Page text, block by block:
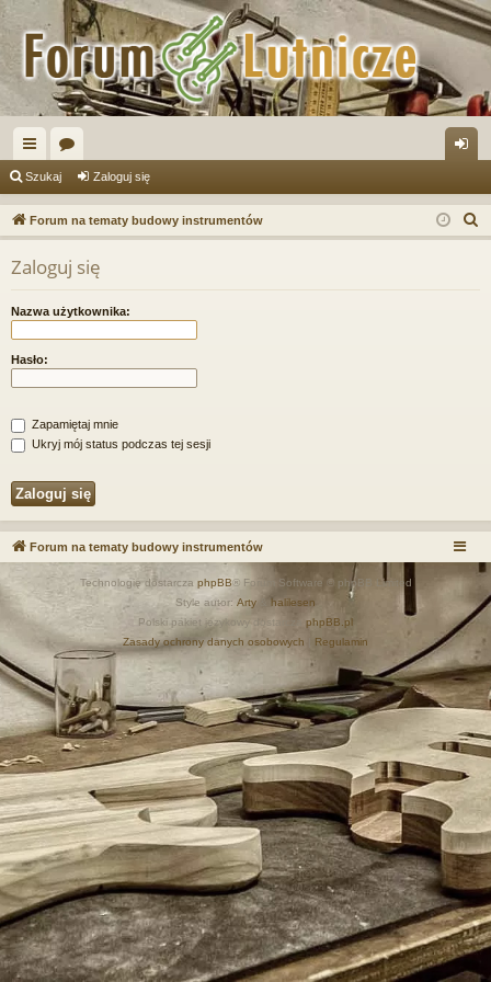
ię
ce
j
…
or
a og
uj
Szukaj Zaloguj się
Forum na tematy budowy instrumentów
z
Zaloguj się
Nazwa użytkownika:
Hasło:
Zapamiętaj mnie
Ukryj mój status podczas tej sesji
Forum na tematy budowy instrumentów
Technologię dostarcza phpBB® Forum Software © phpBB Limited
Style autor: Arty
halilesen
Polski pakiet językowy dostarcza phpBB.pl
Zasady ochrony danych osobowych
Regulamin